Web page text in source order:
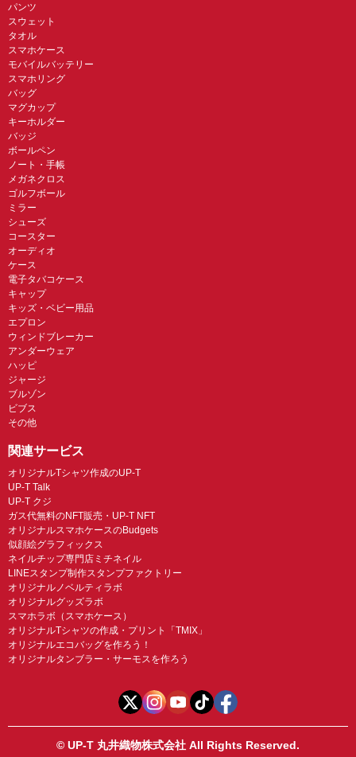
パンツ
スウェット
タオル
スマホケース
モバイルバッテリー
スマホリング
バッグ
マグカップ
キーホルダー
バッジ
ボールペン
ノート・手帳
メガネクロス
ゴルフボール
ミラー
シューズ
コースター
オーディオ
ケース
電子タバコケース
キャップ
キッズ・ベビー用品
エプロン
ウィンドブレーカー
アンダーウェア
ハッピ
ジャージ
ブルゾン
ビブス
その他
関連サービス
オリジナルTシャツ作成のUP-T
UP-T Talk
UP-T クジ
ガス代無料のNFT販売・UP-T NFT
オリジナルスマホケースのBudgets
似顔絵グラフィックス
ネイルチップ専門店ミチネイル
LINEスタンプ制作スタンプファクトリー
オリジナルノベルティラボ
オリジナルグッズラボ
スマホラボ（スマホケース）
オリジナルTシャツの作成・プリント「TMIX」
オリジナルエコバッグを作ろう！
オリジナルタンブラー・サーモスを作ろう
© UP-T 丸井織物株式会社 All Rights Reserved.